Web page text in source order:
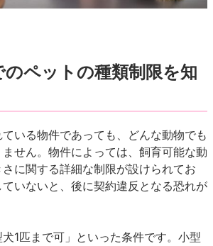
のペットの種類制限を知
ている物件であっても、どんな動物でも
せん。物件によっては、飼育可能な動
に関する詳細な制限が設けられてお
いないと、後に契約違反となる恐れが
1匹まで可」といった条件です。小型